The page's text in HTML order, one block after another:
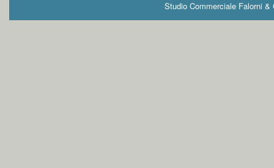
Studio Commerciale Falorni